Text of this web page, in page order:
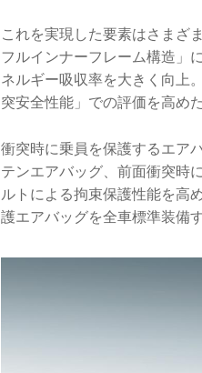
これを実現した要素はさまざ
フルインナーフレーム構造」
ネルギー吸収率を大きく向上
突安全性能」での評価を高めた
衝突時に乗員を保護するエア
テンエアバッグ、前面衝突時
ルトによる拘束保護性能を高
護エアバッグを全車標準装備